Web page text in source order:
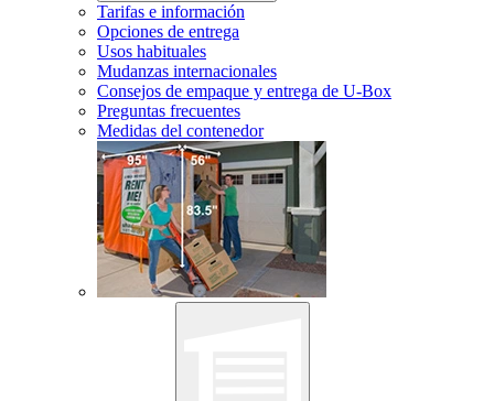
Tarifas e información
Opciones de entrega
Usos habituales
Mudanzas internacionales
Consejos de empaque y entrega de U-Box
Preguntas frecuentes
Medidas del contenedor